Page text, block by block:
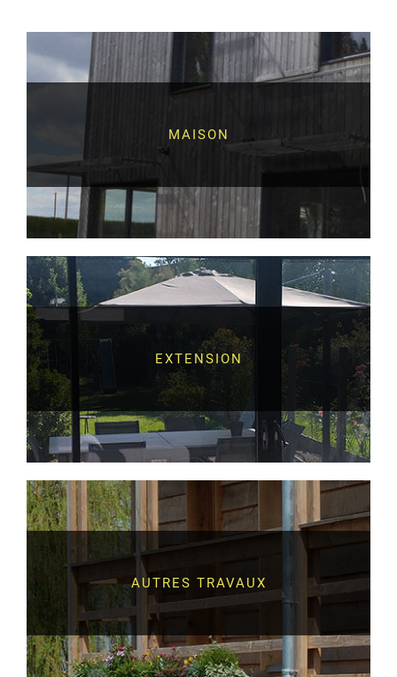
MAISON
EXTENSION
AUTRES TRAVAUX